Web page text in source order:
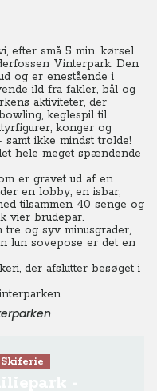
efter små 5 min. kørsel
Vinterpark. Den
og er enestående i
ild fra fakler, bål og
aktiviteter, der
keglespil til
konger og
ikke mindst trolde!
hele meget spændende
er gravet ud af en
en lobby, en isbar,
tilsammen 40 senge og
vier brudepar.
og syv minusgrader,
lun sovepose er det en
der afslutter besøget i
Skiferie